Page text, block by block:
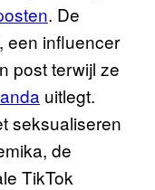
. De
een influencer
post terwijl ze
uitlegt.
seksualiseren
de
TikTok